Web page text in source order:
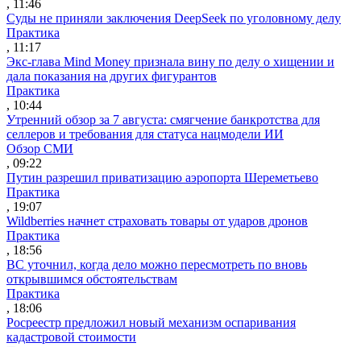
, 11:46
Суды не приняли заключения DeepSeek по уголовному делу
Практика
, 11:17
Экс-глава Mind Money признала вину по делу о хищении и
дала показания на других фигурантов
Практика
, 10:44
Утренний обзор за 7 августа: смягчение банкротства для
селлеров и требования для статуса нацмодели ИИ
Обзор СМИ
, 09:22
Путин разрешил приватизацию аэропорта Шереметьево
Практика
, 19:07
Wildberries начнет страховать товары от ударов дронов
Практика
, 18:56
ВС уточнил, когда дело можно пересмотреть по вновь
открывшимся обстоятельствам
Практика
, 18:06
Росреестр предложил новый механизм оспаривания
кадастровой стоимости